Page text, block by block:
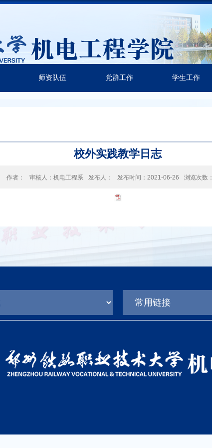
师资队伍 党群工作 学生工作
校外实践教学日志
作者： 审核人：机电工程系 发布人： 发布时间：2021-06-26 浏览次数：